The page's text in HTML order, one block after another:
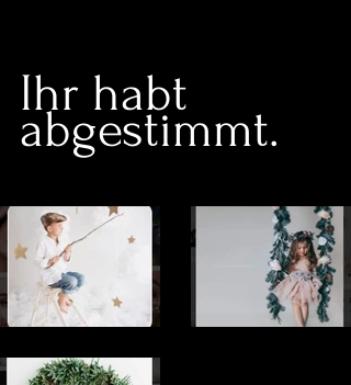
Ihr habt
abgestimmt.